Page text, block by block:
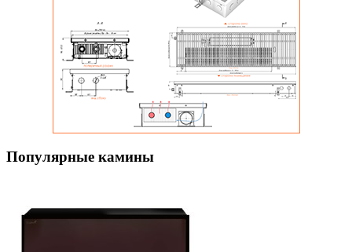
Популярные камины